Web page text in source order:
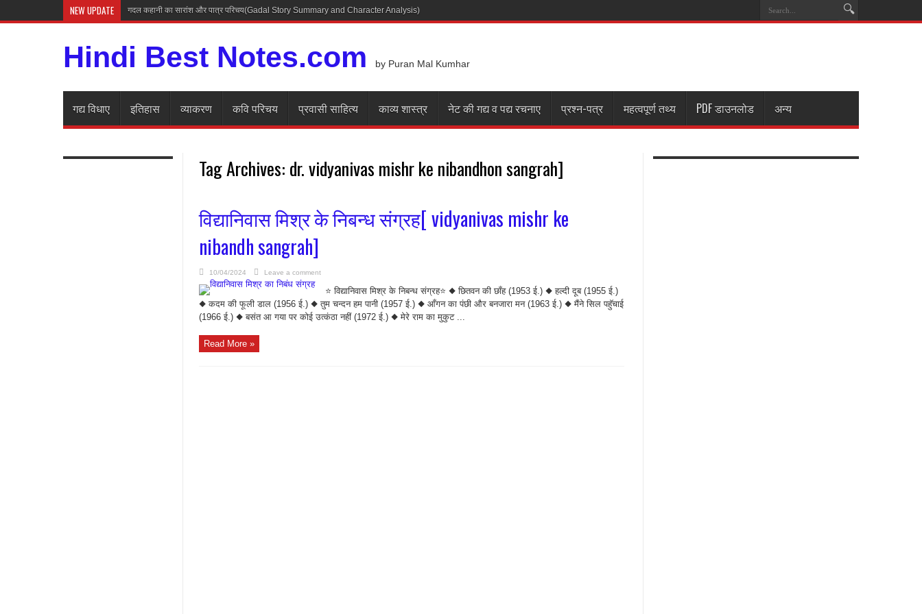
NEW UPDATE गदल कहानी का सारांश और पात्र परिचय(Gadal Story Summary and Character Analysis)
Hindi Best Notes.com by Puran Mal Kumhar
गद्य विधाए इतिहास व्याकरण कवि परिचय प्रवासी साहित्य काव्य शास्त्र नेट की गद्य व पद्य रचनाए प्रश्न-पत्र महत्वपूर्ण तथ्य PDF डाउनलोड अन्य
Tag Archives: dr. vidyanivas mishr ke nibandhon sangrah]
विद्यानिवास मिश्र के निबन्ध संग्रह[ vidyanivas mishr ke
nibandh sangrah]
10/04/2024 Leave a comment
⭐ विद्यानिवास मिश्र के निबन्ध संग्रह⭐ ◆ छितवन की छाँह (1953 ई.) ◆ हल्दी दूब (1955 ई.)
◆ कदम की फूली डाल (1956 ई.) ◆ तुम चन्दन हम पानी (1957 ई.) ◆ आँगन का पंछी और बनजारा मन (1963 ई.) ◆ मैंने सिल पहुॅचाई
(1966 ई.) ◆ बसंत आ गया पर कोई उत्कंठा नहीं (1972 ई.) ◆ मेरे राम का मुकुट ...
Read More »